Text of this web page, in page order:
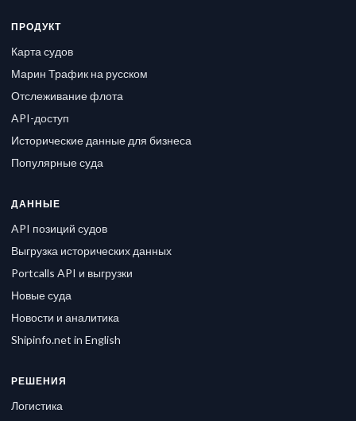
ПРОДУКТ
Карта судов
Марин Трафик на русском
Отслеживание флота
API-доступ
Исторические данные для бизнеса
Популярные суда
ДАННЫЕ
API позиций судов
Выгрузка исторических данных
Portcalls API и выгрузки
Новые суда
Новости и аналитика
Shipinfo.net in English
РЕШЕНИЯ
Логистика